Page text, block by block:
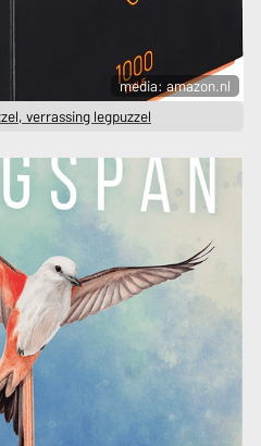
media: amazon.nl
verrassing legpuzzel